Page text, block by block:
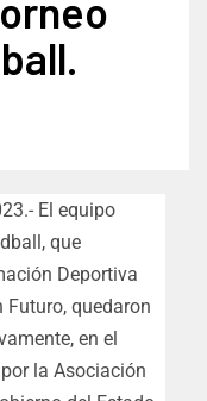
El equipo
que
Deportiva
quedaron
en el
la Asociación